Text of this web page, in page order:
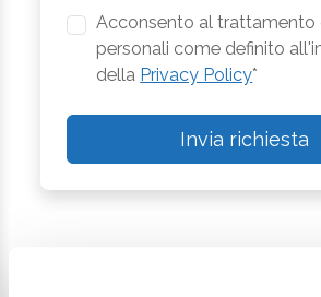
Acconsento al trattamento
personali come definito
della Privacy Policy*
Invia richiesta